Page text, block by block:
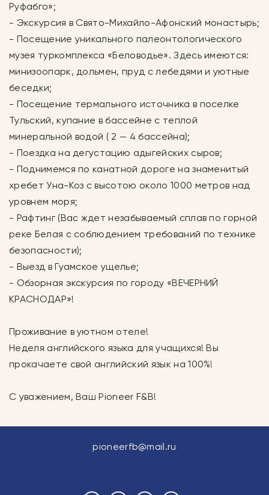
Руфабго»;
- Экскурсия в Свято-Михайло-Афонский монастырь;
- Посещение уникального палеонтологического
музея туркомплекса «Беловодье». Здесь имеются:
минизоопарк, дольмен, пруд с лебедями и уютные
беседки;
- Посещение термального источника в поселке
Тульский, купание в бассейне с теплой
минеральной водой ( 2 — 4 бассейна);
- Поездка на дегустацию адыгейских сыров;
- Поднимемся по канатной дороге на знаменитый
хребет Уна-Коз с высотою около 1000 метров над
уровнем моря;
- Рафтинг (Вас ждет незабываемый сплав по горной
реке Белая с соблюдением требований по технике
безопасности);
- Выезд в Гуамское ущелье;
- Обзорная экскурсия по городу «ВЕЧЕРНИЙ
КРАСНОДАР»!
Проживание в уютном отеле!
Неделя английского языка для учащихся! Вы
прокачаете свой английский язык на 100%!
С уважением, Ваш Pioneer F&B!
pioneerfb@mail.ru